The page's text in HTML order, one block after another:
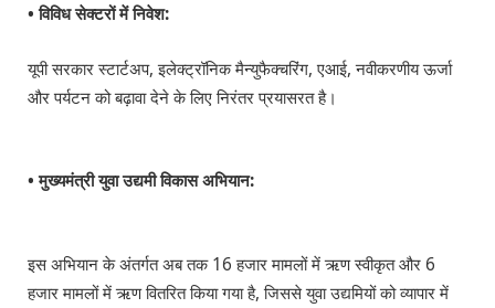
• विविध सेक्टरों में निवेश:
यूपी सरकार स्टार्टअप, इलेक्ट्रॉनिक मैन्युफैक्चरिंग, एआई, नवीकरणीय ऊर्जा
और पर्यटन को बढ़ावा देने के लिए निरंतर प्रयासरत है।
• मुख्यमंत्री युवा उद्यमी विकास अभियान:
इस अभियान के अंतर्गत अब तक 16 हजार मामलों में ऋण स्वीकृत और 6
हजार मामलों में ऋण वितरित किया गया है, जिससे युवा उद्यमियों को व्यापार में